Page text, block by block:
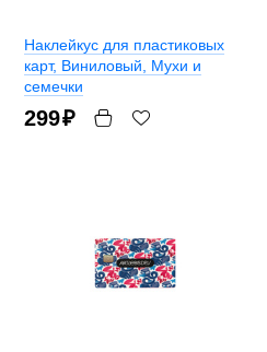
Наклейкус для пластиковых
карт, Виниловый, Мухи и
семечки
299₽